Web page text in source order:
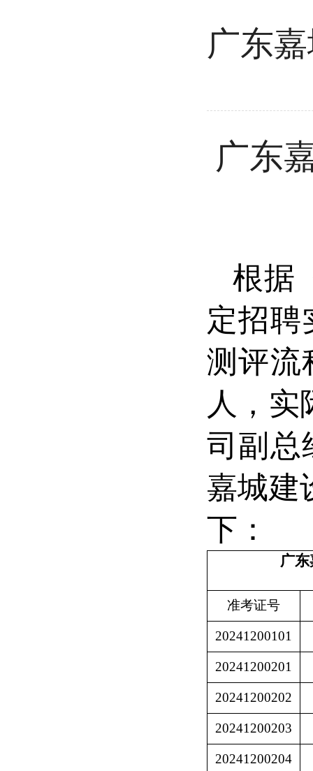
广东
广东
根据
定招聘
测评流
人，实
司副总
嘉城建
下：
广
准考证号
20241200101
20241200201
20241200202
20241200203
20241200204